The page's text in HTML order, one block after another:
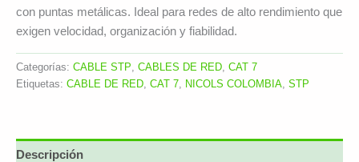
con puntas metálicas. Ideal para redes de alto rendimiento que
exigen velocidad, organización y fiabilidad.
Categorías: CABLE STP, CABLES DE RED, CAT 7
Etiquetas: CABLE DE RED, CAT 7, NICOLS COLOMBIA, STP
Descripción